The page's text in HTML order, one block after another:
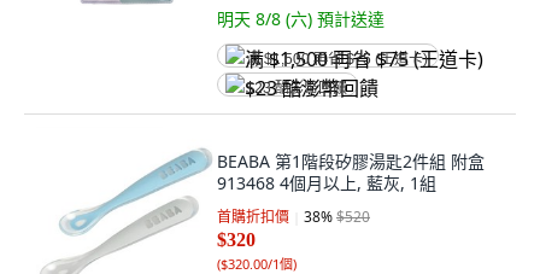
明天 8/8 (六) 預計送達
满 $1,500 再省 $75 (王道卡)
$23 酷澎幣回饋
BEABA 第1階段矽膠湯匙2件組 附盒
913468 4個月以上, 藍灰, 1組
首購折扣價 38%$520
$320
($320.00/1個)